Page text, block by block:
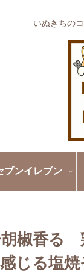
いぬきちの
ブンイレブン
胡椒香
じる塩